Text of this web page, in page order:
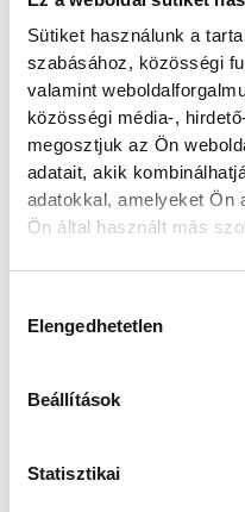
Sütiket használunk a
szabásához, közösségi
valamint
közösségi média-,
megosztjuk az Ön
adatait, akik
adatokkal, amelyeket Ön
Ön által használt más
Elengedhetetlen
Beállítások
Statisztikai
jelent a számukra,
távon a sportban
hasznosítani